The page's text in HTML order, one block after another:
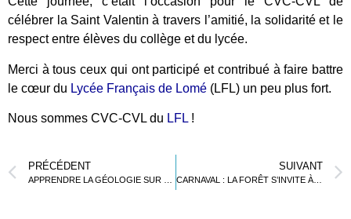
célébrer la Saint Valentin à travers l’amitié, la solidarité et le
respect entre élèves du collège et du lycée.
Merci à tous ceux qui ont participé et contribué à faire battre
le cœur du Lycée Français de Lomé (LFL) un peu plus fort.
Nous sommes CVC-CVL du LFL !
PRÉCÉDENT
APPRENDRE LA GÉOLOGIE SUR LE TERRAIN
SUIVANT
CARNAVAL : LA FORÊT S’INVITE À L’ÉCOLE DU LFL